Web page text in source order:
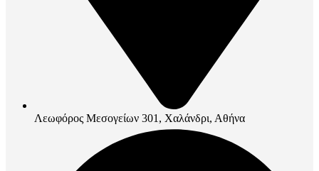
Λεωφόρος Μεσογείων 301, Χαλάνδρι, Αθήνα